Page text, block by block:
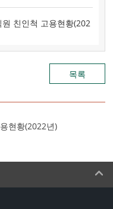
친인척 고용현황(202
목록
현황(2022년)